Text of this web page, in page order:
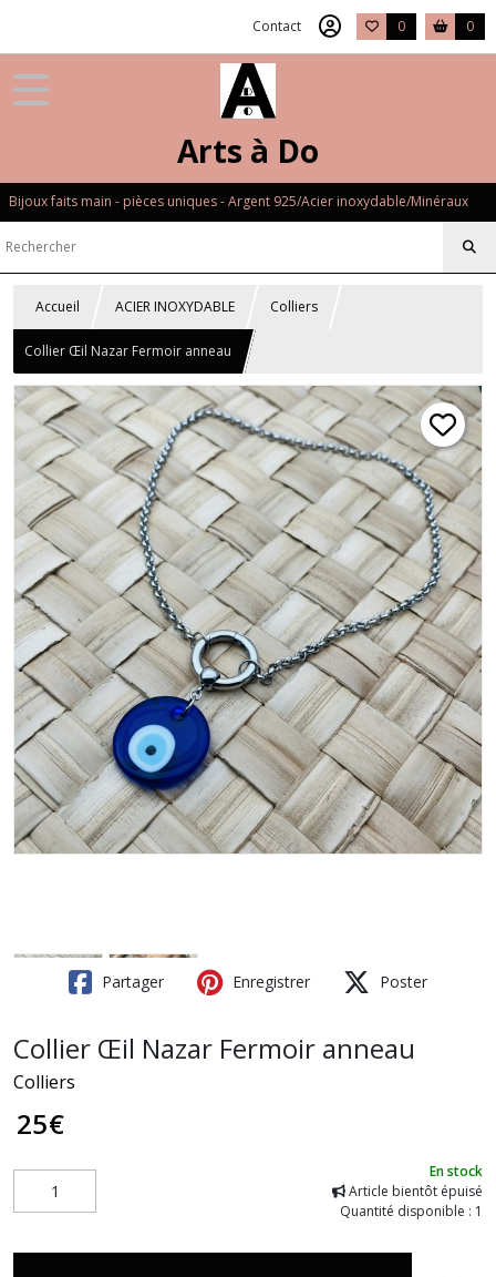
Contact 0 0
Arts à Do
Bijoux faits main - pièces uniques - Argent 925/Acier inoxydable/Minéraux
Accueil ACIER INOXYDABLE Colliers
Collier Œil Nazar Fermoir anneau
Partager Enregistrer Poster
Collier Œil Nazar Fermoir anneau
Colliers
25€
En stock
Article bientôt épuisé
Quantité disponible : 1